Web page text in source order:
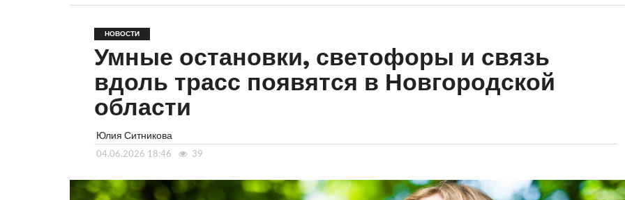
НОВОСТИ
Умные остановки, светофоры и связь
вдоль трасс появятся в Новгородской
области
Юлия Ситникова
04.06.2026 18:46 39